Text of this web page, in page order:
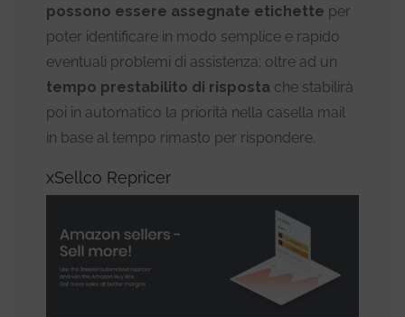
possono essere assegnate etichette per
poter identificare in modo semplice e rapido
eventuali problemi di assistenza; oltre ad un
tempo prestabilito di risposta che stabilirà
poi in automatico la priorità nella casella mail
in base al tempo rimasto per rispondere.
xSellco Repricer